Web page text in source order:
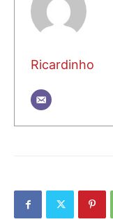
Ricardinho